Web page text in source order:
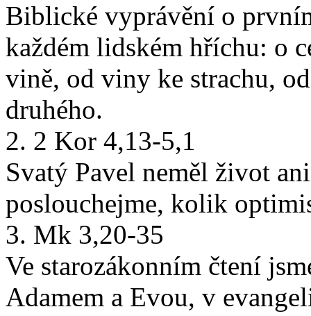
Biblické vyprávění o
každém lidském hříchu: o
vině, od viny ke strachu,
druhého.
2. 2 Kor 4,13-5,1
Svatý Pavel neměl život
poslouchejme, kolik
3. Mk 3,20-35
Ve starozákonním čtení
Adamem a Evou, v